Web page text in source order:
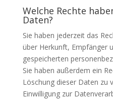
Welche Rechte
Daten?
Sie haben jederzeit das
über Herkunft, Empfänger
gespeicherten
Sie haben außerdem ein
Löschung dieser Daten zu
Einwilligung zur